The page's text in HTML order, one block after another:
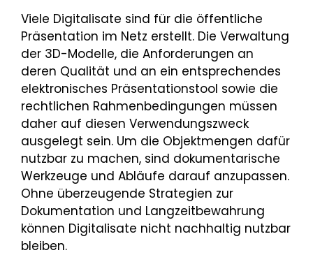
Viele Digitalisate sind für die öffentliche
Präsentation im Netz erstellt. Die Verwaltung
der 3D-Modelle, die Anforderungen an
deren Qualität und an ein entsprechendes
elektronisches Präsentationstool sowie die
rechtlichen Rahmenbedingungen müssen
daher auf diesen Verwendungszweck
ausgelegt sein. Um die Objektmengen dafür
nutzbar zu machen, sind dokumentarische
Werkzeuge und Abläufe darauf anzupassen.
Ohne überzeugende Strategien zur
Dokumentation und Langzeitbewahrung
können Digitalisate nicht nachhaltig nutzbar
bleiben.